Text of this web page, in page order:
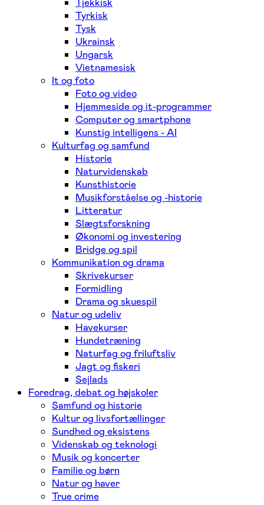
Tyrkisk
Tysk
Ukrainsk
Ungarsk
Vietnamesisk
It og foto
Foto og video
Hjemmeside og it-programmer
Computer og smartphone
Kunstig intelligens - AI
Kulturfag og samfund
Historie
Naturvidenskab
Kunsthistorie
Musikforståelse og -historie
Litteratur
Slægtsforskning
Økonomi og investering
Bridge og spil
Kommunikation og drama
Skrivekurser
Formidling
Drama og skuespil
Natur og udeliv
Havekurser
Hundetræning
Naturfag og friluftsliv
Jagt og fiskeri
Sejlads
Foredrag, debat og højskoler
Samfund og historie
Kultur og livsfortællinger
Sundhed og eksistens
Videnskab og teknologi
Musik og koncerter
Familie og børn
Natur og haver
True crime